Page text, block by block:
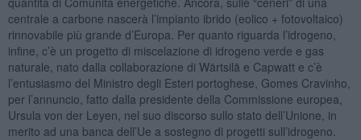
centrale a carbone nascerà l’impianto ibrido (eolico + fotovoltaico)
rinnovabile più grande d’Europa. Per quanto riguarda l’idrogeno,
infine, c’è un progetto di miscelazione di idrogeno verde e gas
naturale, nato dalla collaborazione di Wärtsilä e Capwatt e c’è
l’entusiasmo del Ministro degli Esteri portoghese, Gomes Cravinho,
per l’annuncio, fatto dalla presidente della Commissione europea,
Ursula von der Leyen, nel suo discorso sullo stato dell’Unione, in
merito ad una banca dell’Ue a sostegno di progetti sull’idrogeno.